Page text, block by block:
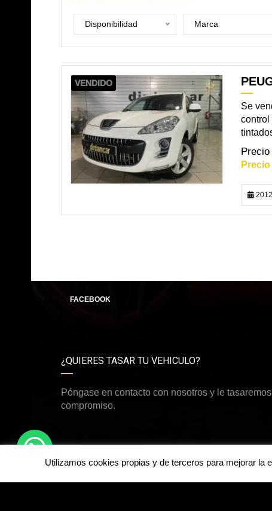
Disponibilidad Marca
VENDIDO
Se
control
2012
FACEBOOK
¿QUIERES TASAR TU VEHICULO?
Póngase en contacto con nosotros y le
compromiso.
Utilizamos cookies propias y de terceros para mejorar la